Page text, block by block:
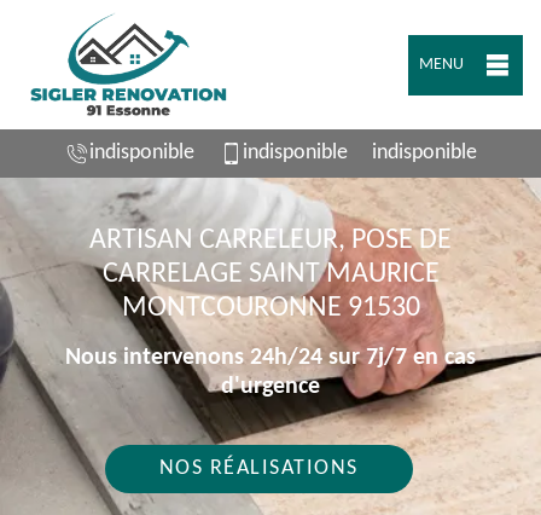
MENU
indisponible indisponible indisponible
ARTISAN CARRELEUR, POSE DE
CARRELAGE SAINT MAURICE
MONTCOURONNE 91530
Nous intervenons 24h/24 sur 7j/7 en cas
d'urgence
NOS RÉALISATIONS